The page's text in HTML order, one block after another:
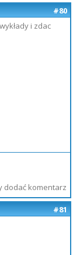
#80
i zdac
dodać komentarz
#81